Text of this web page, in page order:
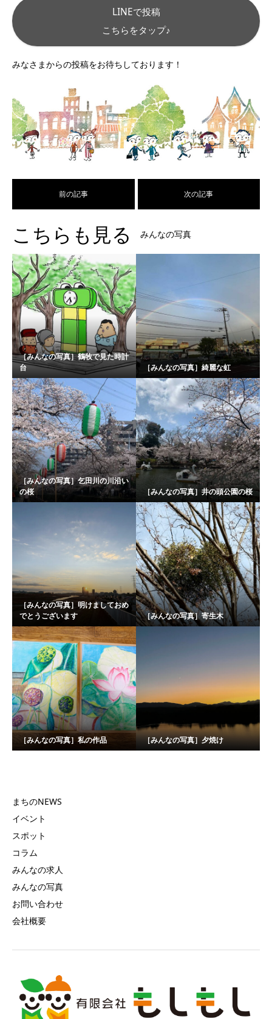
LINEで投稿
こちらをタップ♪
みなさまからの投稿をお待ちしております！
前の記事 次の記事
こちらも見る みんなの写真
［みんなの写真］鶴牧で見た時計
台
［みんなの写真］綺麗な虹
［みんなの写真］乞田川の川沿い
の桜
［みんなの写真］井の頭公園の桜
［みんなの写真］明けましておめ
でとうございます
［みんなの写真］寄生木
［みんなの写真］私の作品 ［みんなの写真］夕焼け
まちのNEWS
イベント
スポット
コラム
みんなの求人
みんなの写真
お問い合わせ
会社概要